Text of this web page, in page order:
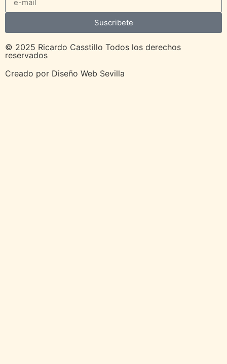
Suscribete
© 2025 Ricardo Casstillo Todos los derechos
reservados
Creado por Diseño Web Sevilla